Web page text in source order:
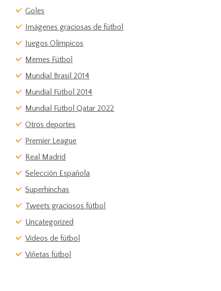
Goles
Imágenes graciosas de fútbol
Juegos Olímpicos
Memes Fútbol
Mundial Brasil 2014
Mundial Fútbol 2014
Mundial Fútbol Qatar 2022
Otros deportes
Premier League
Real Madrid
Selección Española
Superhinchas
Tweets graciosos fútbol
Uncategorized
Vídeos de fútbol
Viñetas fútbol